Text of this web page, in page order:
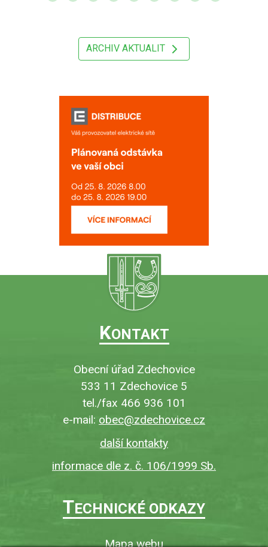
ARCHIV AKTUALIT
KONTAKT
Obecní úřad Zdechovice
533 11 Zdechovice 5
tel./fax 466 936 101
e-mail: obec@zdechovice.cz
další kontakty
informace dle z. č. 106/1999 Sb.
TECHNICKÉ ODKAZY
Mapa webu